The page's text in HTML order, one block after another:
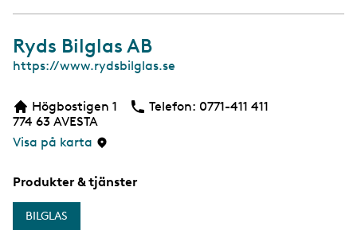
Ryds Bilglas AB
W
https://www.rydsbilglas.se
Högbostigen 1
774 63 AVESTA
Visa på karta
Telefon: Telefon
0771-411 411
Produkter & tjänster
BILGLAS